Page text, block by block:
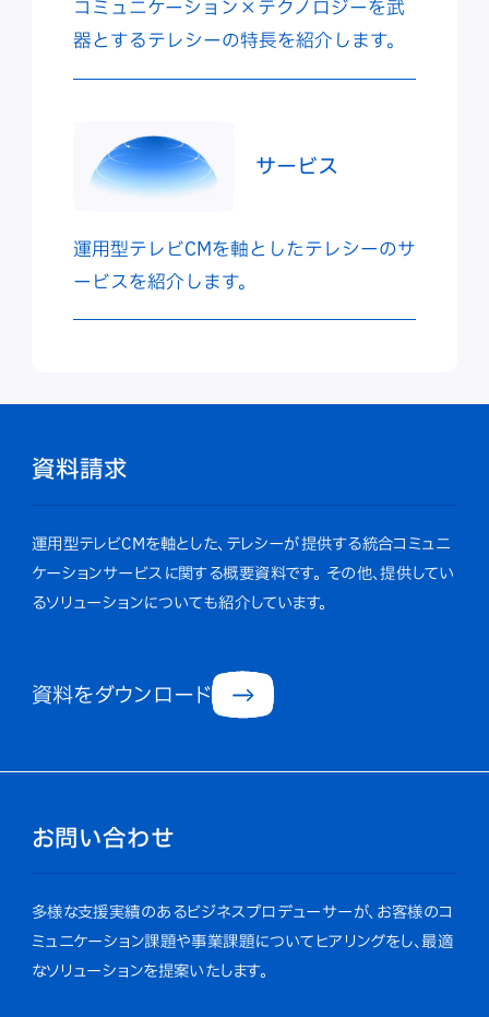
コミュニケーション×テクノロジーを武
器とするテレシーの特長を紹介します。
サービス
運用型テレビCMを軸としたテレシーのサ
ービスを紹介します。
資料請求
運用型テレビCMを軸とした、テレシーが提供する統合コミュニ
ケーションサービスに関する概要資料です。 その他、提供してい
るソリューションについても紹介しています。
資料をダウンロード
お問い合わせ
多様な支援実績のあるビジネスプロデューサーが、お客様のコ
ミュニケーション課題や事業課題についてヒアリングをし、最適
なソリューションを提案いたします。